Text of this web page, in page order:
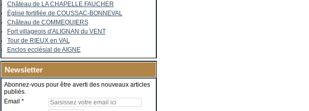
Château de LA CHAPELLE FAUCHER
Église fortifiée de COUSSAC-BONNEVAL
Château de COMMEQUIERS
Fort villageois d'ALIGNAN du VENT
Tour de RIEUX en VAL
Enclos ecclésial de AIGNE
Newsletter
Abonnez-vous pour être averti des nouveaux articles
publiés.
Email